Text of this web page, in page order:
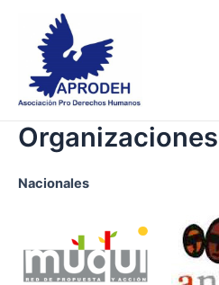
content
Nacionales